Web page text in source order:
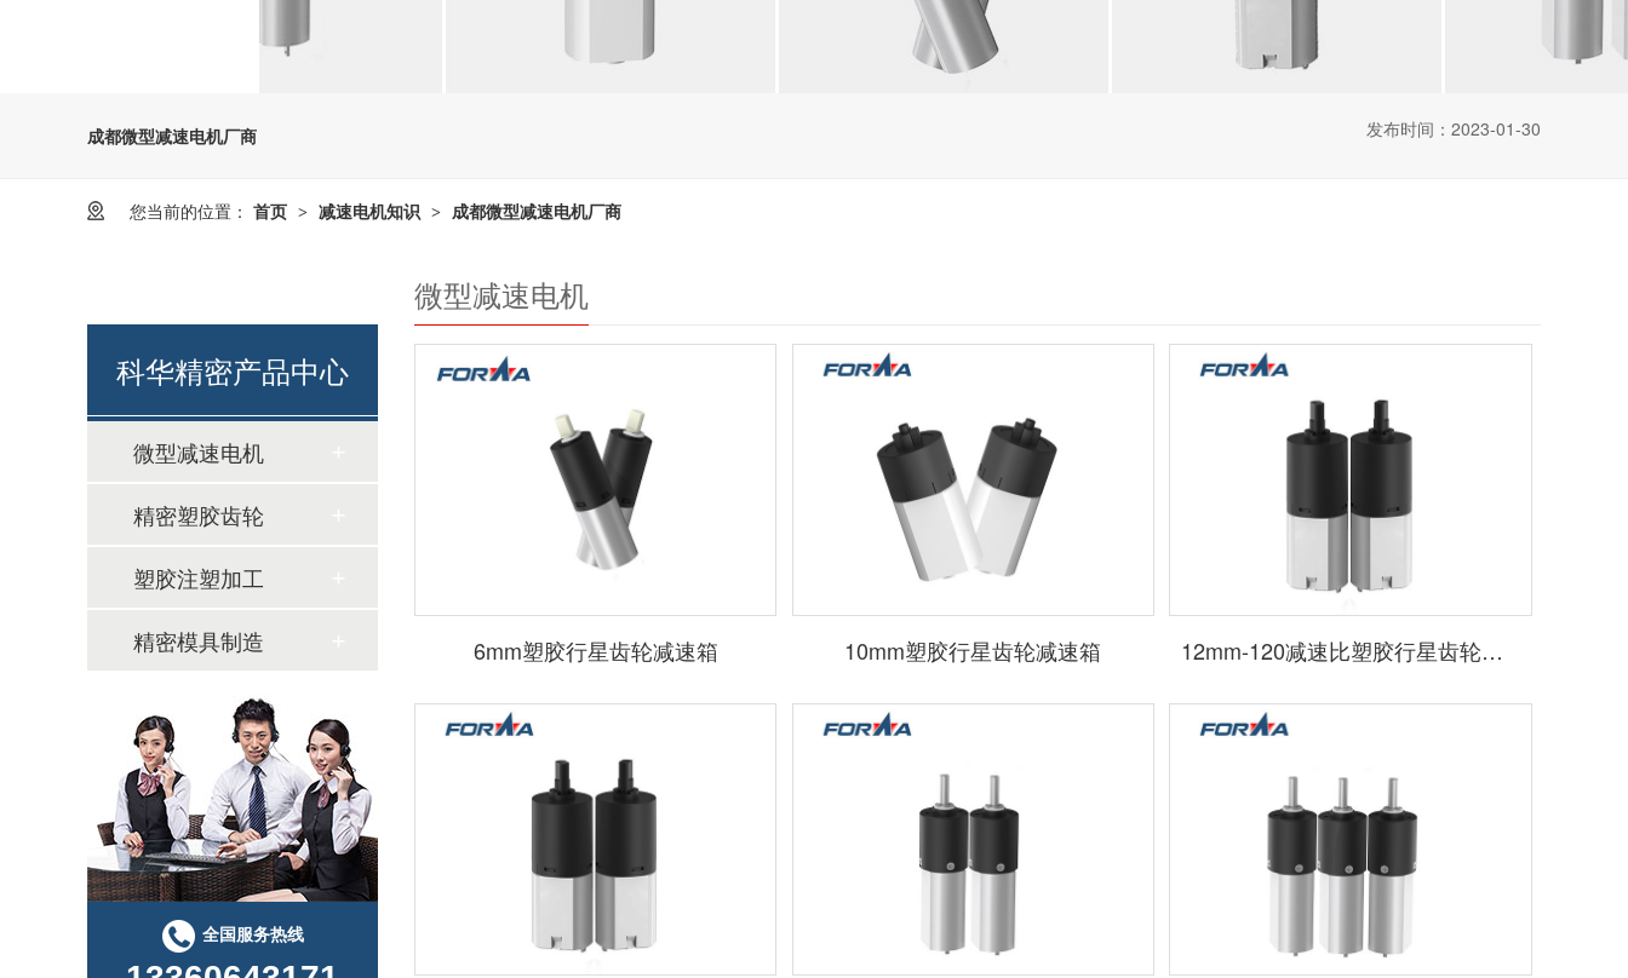
成都微型减速电机厂商 发布时间：2023-01-30
您当前的位置： 首页 > 减速电机知识 > 成都微型减速电机厂商
微型减速电机
6mm塑胶行星齿轮减速箱 10mm塑胶行星齿轮减速箱 12mm-120减速比塑胶行星齿轮减速箱
科华精密产品中心
微型减速电机
精密塑胶齿轮
塑胶注塑加工
精密模具制造
全国服务热线